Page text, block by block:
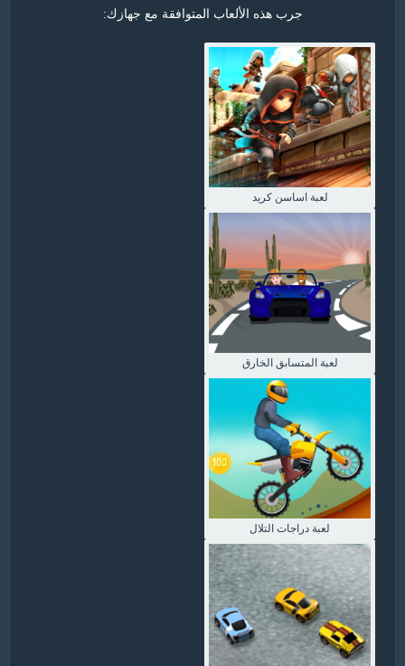
جرب هذه الألعاب المتوافقة مع جهازك:
لعبة اساسن كريد
لعبة المتسابق الخارق
لعبة دراجات التلال